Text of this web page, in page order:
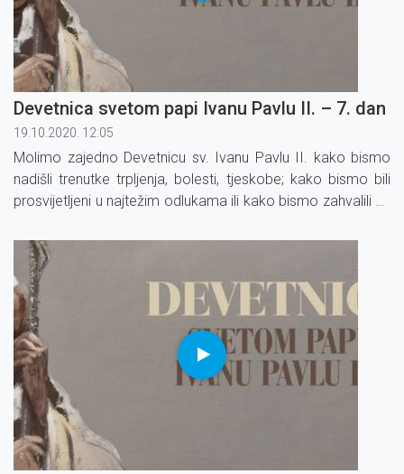
Devetnica svetom papi Ivanu Pavlu II. – 7. dan
19.10.2020. 12:05
Molimo zajedno Devetnicu sv. Ivanu Pavlu II. kako bismo
nadišli trenutke trpljenja, bolesti, tjeskobe; kako bismo bili
prosvijetljeni u najtežim odlukama ili kako bismo zahvalili za